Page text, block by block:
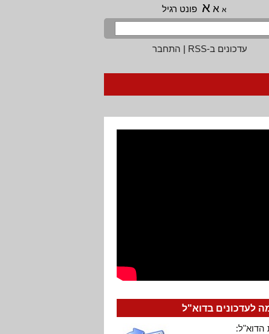
א א א פונט רגיל
עדכונים ב-RSS
| התחבר
לעדכונים בדוא"ל
הדוא"ל: